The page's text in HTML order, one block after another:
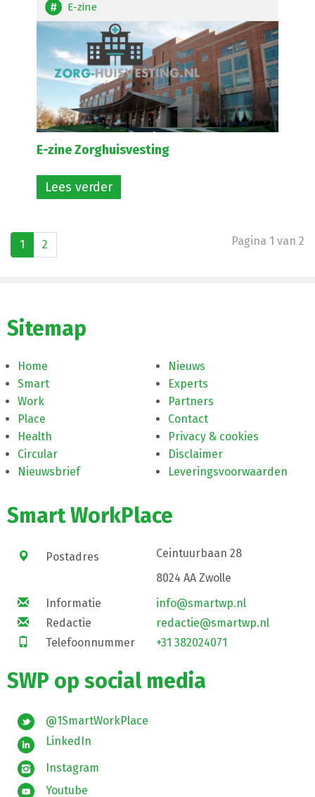
E-zine
E-zine Zorghuisvesting
Lees verder
1 2 Pagina 1 van 2
Sitemap
Home
Smart
Work
Place
Health
Circular
Nieuwsbrief
Nieuws
Experts
Partners
Contact
Privacy & cookies
Disclaimer
Leveringsvoorwaarden
Smart WorkPlace
Postadres
Ceintuurbaan 28
8024 AA Zwolle
Informatie
info@smartwp.nl
Redactie
redactie@smartwp.nl
Telefoonnummer
+31 382024071
SWP op social media
@1SmartWorkPlace
LinkedIn
Instagram
Youtube